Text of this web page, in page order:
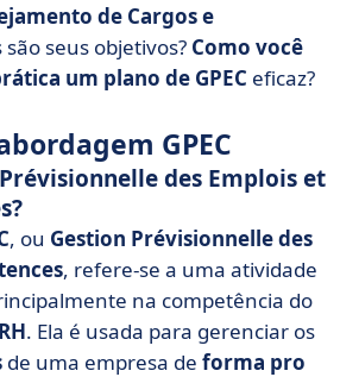
de Cargos e
são seus objetivos? Como você
um plano de GPEC eficaz?
GPEC
des Emplois et
, ou Gestion Prévisionnelle des
, refere-se a uma atividade
na competência do
. Ela é usada para gerenciar os
de uma empresa de forma pro